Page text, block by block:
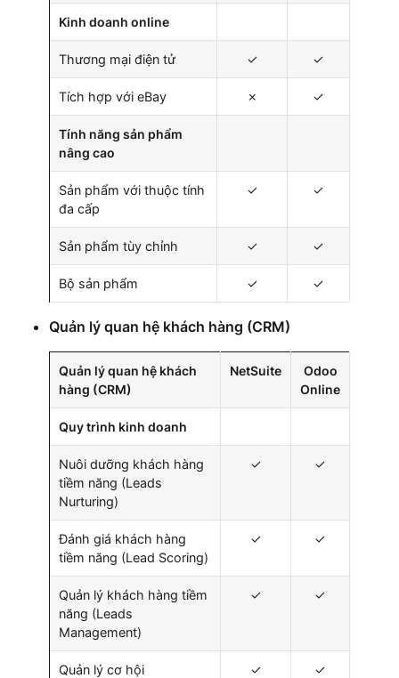
Kinh doanh online
Thương mại điện tử ✓ ✓
Tích hợp với eBay ✗ ✓
Tính năng sản phẩm
nâng cao
Sản phẩm với thuộc tính
đa cấp
✓ ✓
Sản phẩm tùy chỉnh ✓ ✓
Bộ sản phẩm ✓ ✓
Quản lý quan hệ khách hàng (CRM)
Quản lý quan hệ khách
hàng (CRM)
NetSuite
Odoo
Online
Quy trình kinh doanh
Nuôi dưỡng khách hàng
tiềm năng (Leads
Nurturing)
✓ ✓
Đánh giá khách hàng
tiềm năng (Lead Scoring)
✓ ✓
Quản lý khách hàng tiềm
năng (Leads
Management)
✓ ✓
Quản lý cơ hội ✓ ✓